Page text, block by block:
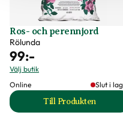
Ros- och perennjord
Rölunda
99:-
Välj butik
Online
Slut i
Till Produkten
till Ros- och